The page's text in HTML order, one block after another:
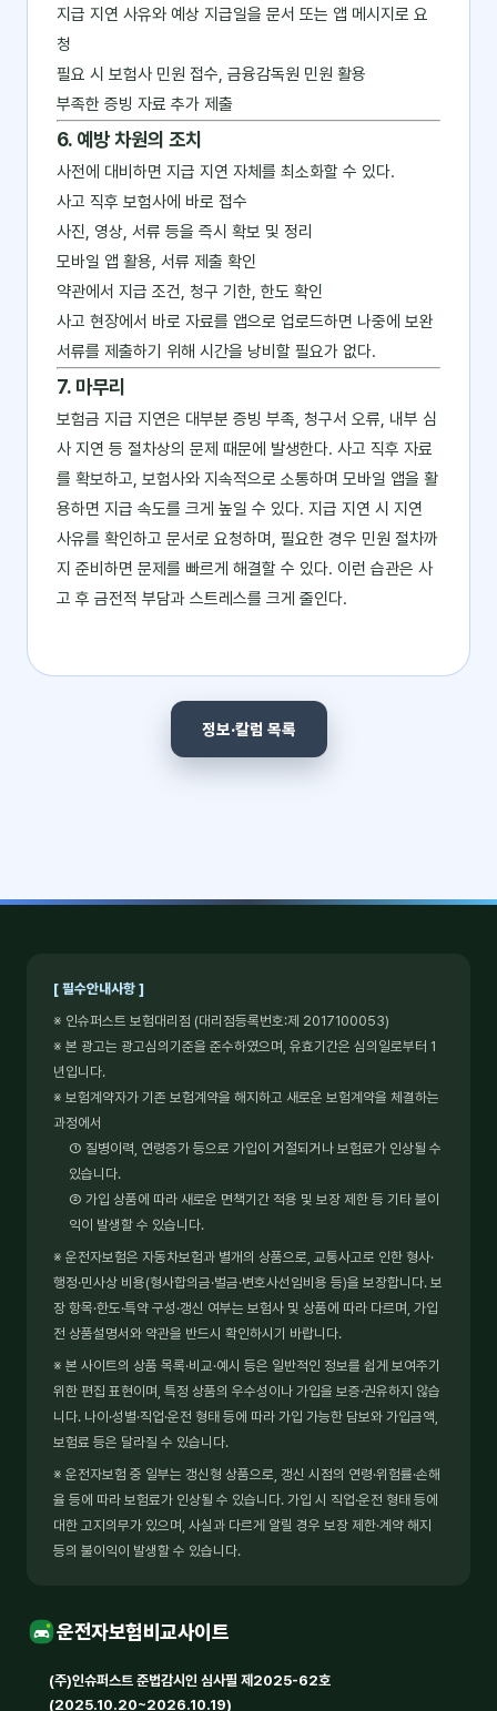
지급 지연 사유와 예상 지급일을 문서 또는 앱 메시지로 요
청
필요 시 보험사 민원 접수, 금융감독원 민원 활용
부족한 증빙 자료 추가 제출
6. 예방 차원의 조치
사전에 대비하면 지급 지연 자체를 최소화할 수 있다.
사고 직후 보험사에 바로 접수
사진, 영상, 서류 등을 즉시 확보 및 정리
모바일 앱 활용, 서류 제출 확인
약관에서 지급 조건, 청구 기한, 한도 확인
사고 현장에서 바로 자료를 앱으로 업로드하면 나중에 보완
서류를 제출하기 위해 시간을 낭비할 필요가 없다.
7. 마무리
보험금 지급 지연은 대부분 증빙 부족, 청구서 오류, 내부 심
사 지연 등 절차상의 문제 때문에 발생한다. 사고 직후 자료
를 확보하고, 보험사와 지속적으로 소통하며 모바일 앱을 활
용하면 지급 속도를 크게 높일 수 있다. 지급 지연 시 지연
사유를 확인하고 문서로 요청하며, 필요한 경우 민원 절차까
지 준비하면 문제를 빠르게 해결할 수 있다. 이런 습관은 사
고 후 금전적 부담과 스트레스를 크게 줄인다.
정보·칼럼 목록
[ 필수안내사항 ]
※ 인슈퍼스트 보험대리점 (대리점등록번호:제 2017100053)
※ 본 광고는 광고심의기준을 준수하였으며, 유효기간은 심의일로부터 1
년입니다.
※ 보험계약자가 기존 보험계약을 해지하고 새로운 보험계약을 체결하는
과정에서
① 질병이력, 연령증가 등으로 가입이 거절되거나 보험료가 인상될 수
있습니다.
② 가입 상품에 따라 새로운 면책기간 적용 및 보장 제한 등 기타 불이
익이 발생할 수 있습니다.
※ 운전자보험은 자동차보험과 별개의 상품으로, 교통사고로 인한 형사·
행정·민사상 비용(형사합의금·벌금·변호사선임비용 등)을 보장합니다. 보
장 항목·한도·특약 구성·갱신 여부는 보험사 및 상품에 따라 다르며, 가입
전 상품설명서와 약관을 반드시 확인하시기 바랍니다.
※ 본 사이트의 상품 목록·비교·예시 등은 일반적인 정보를 쉽게 보여주기
위한 편집 표현이며, 특정 상품의 우수성이나 가입을 보증·권유하지 않습
니다. 나이·성별·직업·운전 형태 등에 따라 가입 가능한 담보와 가입금액,
보험료 등은 달라질 수 있습니다.
※ 운전자보험 중 일부는 갱신형 상품으로, 갱신 시점의 연령·위험률·손해
율 등에 따라 보험료가 인상될 수 있습니다. 가입 시 직업·운전 형태 등에
대한 고지의무가 있으며, 사실과 다르게 알릴 경우 보장 제한·계약 해지
등의 불이익이 발생할 수 있습니다.
운전자보험비교사이트
(주)인슈퍼스트 준법감시인 심사필 제2025-62호
(2025.10.20~2026.10.19)